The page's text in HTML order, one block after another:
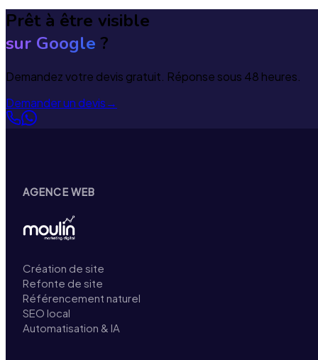
Prêt à être visible
sur Google ?
Demandez votre devis gratuit. Réponse sous 48 heures.
Demander un devis→
AGENCE WEB
Création de site
Refonte de site
Référencement naturel
SEO local
Automatisation & IA